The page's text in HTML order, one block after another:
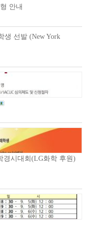
안내
생 선발 (New York
경시대회(LG화학 후원)